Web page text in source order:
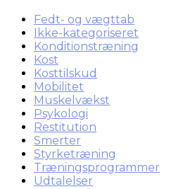
Fedt- og vægttab
Ikke-kategoriseret
Konditionstræning
Kost
Kosttilskud
Mobilitet
Muskelvækst
Psykologi
Restitution
Smerter
Styrketræning
Træningsprogrammer
Udtalelser